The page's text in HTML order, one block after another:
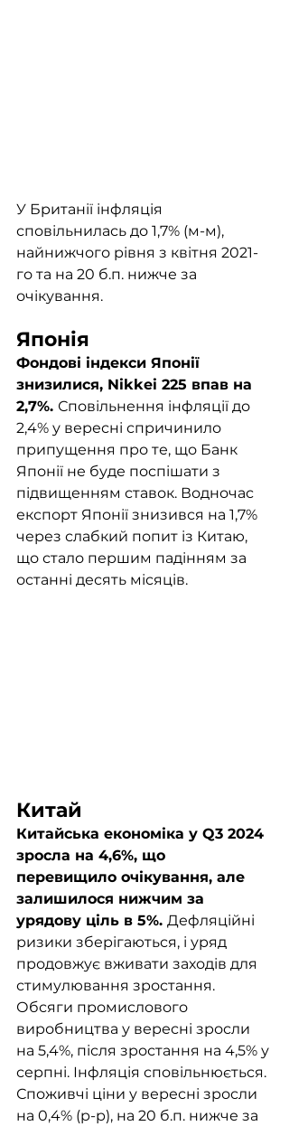
У Британії інфляція
сповільнилась до 1,7% (м-м),
найнижчого рівня з квітня 2021-
го та на 20 б.п. нижче за
очікування.
Японія
Фондові індекси Японії
знизилися, Nikkei 225 впав на
2,7%. Сповільнення інфляції до
2,4% у вересні спричинило
припущення про те, що Банк
Японії не буде поспішати з
підвищенням ставок. Водночас
експорт Японії знизився на 1,7%
через слабкий попит із Китаю,
що стало першим падінням за
останні десять місяців​.
Китай
Китайська економіка у Q3 2024
зросла на 4,6%, що
перевищило очікування, але
залишилося нижчим за
урядову ціль в 5%. Дефляційні
ризики зберігаються, і уряд
продовжує вживати заходів для
стимулювання зростання.
Обсяги промислового
виробництва у вересні зросли
на 5,4%, після зростання на 4,5% у
серпні. Інфляція сповільнюється.
Споживчі ціни у вересні зросли
на 0,4% (р-р), на 20 б.п. нижче за